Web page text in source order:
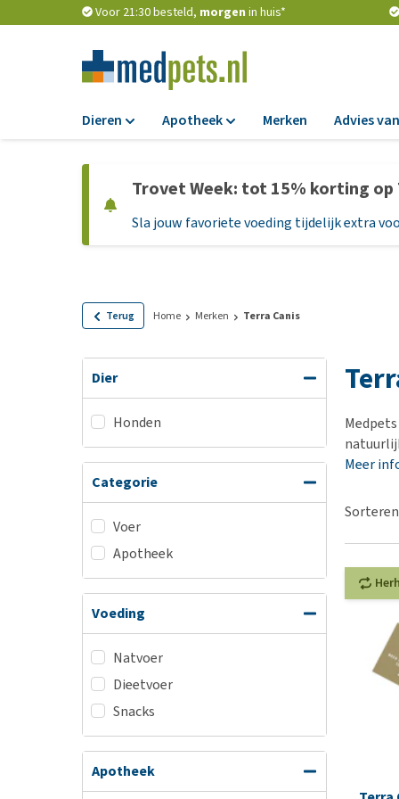
Voor 21:30 besteld, morgen in huis*
Dieren
Hondenbrokken
Natvoer
Graanvrij
Glutenvrij
Biologisch
Vegan
Snacks
Apotheek
Vlooien en teken
Ontworming
Probiotica en
Medische
BARF
Puppy apotheek
Vuurwerkangst
Bekijk alles
Merken Advies
Trovet Week: tot 15% korting
Sla jouw favoriete voeding tijdelijk extra
Terug Home Merken Terra Canis
Dier
Honden
Categorie
Voer
Apotheek
Voeding
Natvoer
Dieetvoer
Snacks
Apotheek
Meer